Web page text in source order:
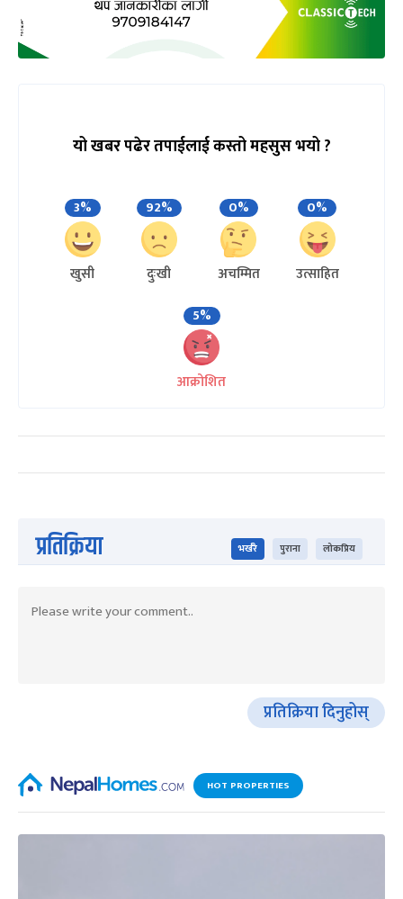
यो खबर पढेर तपाईलाई कस्तो महसुस भयो ?
3%
खुसी
92%
दुःखी
0%
अचम्मित
0%
उत्साहित
5%
आक्रोशित
प्रतिक्रिया भर्खरै पुराना लोकप्रिय
प्रतिक्रिया दिनुहोस्
HOT PROPERTIES